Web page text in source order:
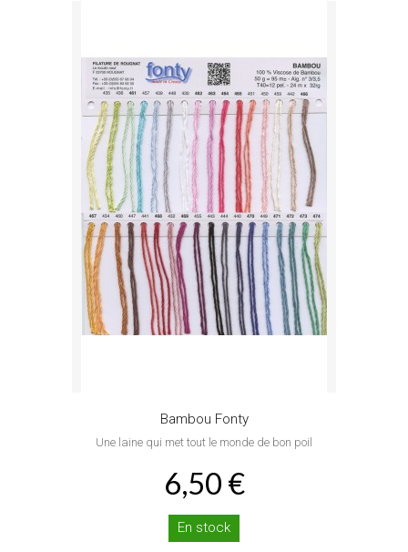
Bambou Fonty
Une laine qui met tout le monde de bon poil
6,50 €
En stock